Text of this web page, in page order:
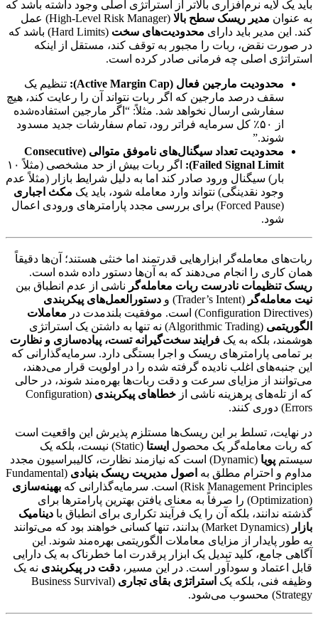
باید یک لایه نرم‌افزاری بالاتر از استراتژی اصلی وجود داشته باشد که
به عنوان مدیر ریسک سطح بالا
(High-Level Risk Manager) عمل
کند. این مدیر باید دارای محدودیت‌های سخت
(Hard Limits) باشد که
در صورت نقض، ربات را مجبور به توقف کند، مستقل از اینکه
استراتژی اصلی چه فرمانی صادر کرده است.
محدودیت مارجین فعال (Active Margin Cap):
تنظیم یک
سقف درصد مارجین که اگر ربات نتواند آن را رعایت کند، هیچ
سفارشی ارسال نخواهد شد. مثلاً: “اگر مارجین استفاده‌شده
از ۵۰٪ کل سرمایه فراتر رود، تمام سفارشات جدید مسدود
شوند.”
محدودیت تعداد سیگنال‌های ناموفق متوالی (Consecutive
Failed Signal Limit):
اگر ربات بیش از حد مشخصی (مثلاً ۱۰
بار) سیگنال ورود صادر کند اما به دلیل شرایط بازار (مثلاً عدم
وجود نقدینگی) نتواند وارد معامله شود، باید یک مکث اجباری
(Forced Pause) برای بررسی مجدد پارامترهای ورودی اعمال
شود.
ربات‌های معامله‌گر ابزارهایی قدرتمند اما خنثی هستند؛ آن‌ها دقیقاً
همان کاری را انجام می‌دهند که به آن‌ها دستور داده شده است.
ریسک تنظیمات نادرست ربات معامله‌گر ناشی از عدم انطباق بین
نیت معامله‌گر (Trader’s Intent) و
دستورالعمل‌های پیکربندی
(Configuration Directives) است. موفقیت بلندمدت در
معاملات
الگوریتمی
(Algorithmic Trading) نه تنها به داشتن یک استراتژی
هوشمند، بلکه به یک فرایند سخت‌گیرانه تست، پیاده‌سازی و نظارت
بر تمامی پارامترهای ریسک و اجرا بستگی دارد. سرمایه‌گذارانی که
این جنبه‌های اغلب نادیده گرفته شده را در اولویت قرار می‌دهند،
می‌توانند از مزایای سرعت و دقت ربات‌ها بهره‌مند شوند، در حالی
که از تله‌های پرهزینه ناشی از خطاهای پیکربندی
(Configuration
Errors) دوری کنند.
در نهایت، تسلط بر این ریسک‌ها مستلزم پذیرش این واقعیت است
که ربات معامله‌گر یک محصول ایستا
(Static) نیست، بلکه یک
سیستم پویا
(Dynamic) است که نیازمند نظارت، کالیبراسیون مجدد
مداوم و احترام مطلق به اصول مدیریت ریسک بنیادی
(Fundamental
Risk Management Principles) است. سرمایه‌گذارانی که
بهینه‌سازی
(Optimization) را صرفاً به معنای یافتن بهترین پارامترها برای
گذشته ندانند، بلکه آن را یک فرآیند تکراری برای انطباق با دینامیک
بازار
(Market Dynamics) بدانند، تنها کسانی خواهند بود که می‌توانند
به طور پایدار از مزایای معاملات الگوریتمی بهره‌مند شوند. این
آگاهی جامع، کلید تبدیل یک ابزار پرقدرت اما خطرناک به یک دارایی
قابل اعتماد و سودآور است. در این مسیر، دقت در پیکربندی نه یک
وظیفه فنی، بلکه یک استراتژی بقای تجاری
(Business Survival
Strategy) محسوب می‌شود.